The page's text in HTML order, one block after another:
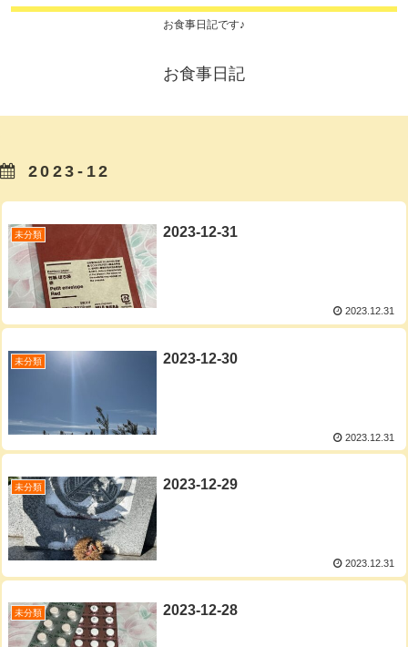
お食事日記です♪
お食事日記
2023-12
未分類 2023-12-31
2023.12.31
未分類 2023-12-30
2023.12.31
未分類 2023-12-29
2023.12.31
未分類 2023-12-28